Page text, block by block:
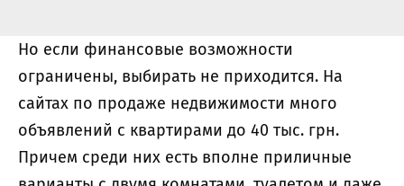
Но если финансовые возможности
ограничены, выбирать не приходится. На
сайтах по продаже недвижимости много
объявлений с квартирами до 40 тыс. грн.
Причем среди них есть вполне приличные